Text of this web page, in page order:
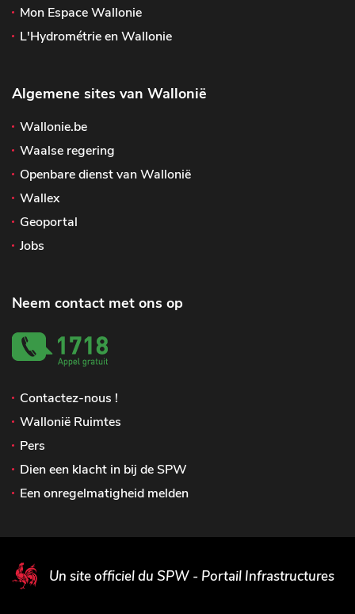
Mon Espace Wallonie
L'Hydrométrie en Wallonie
Algemene sites van Wallonië
Wallonie.be
Waalse regering
Openbare dienst van Wallonië
Wallex
Geoportal
Jobs
Neem contact met ons op
Contactez-nous !
Wallonië Ruimtes
Pers
Dien een klacht in bij de SPW
Een onregelmatigheid melden
Un site officiel du SPW - Portail Infrastructures